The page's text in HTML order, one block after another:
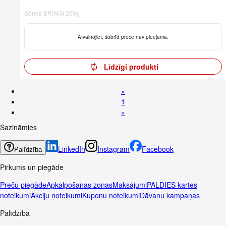
Sēnes ERINGI 200g
Atvainojiet, šobrīd prece nav pieejama.
Līdzīgi produkti
«
1
»
Sazināmies
Palīdzība LinkedIn Instagram
Facebook
Pirkums un piegāde
Preču piegādeApkalpošanas zonasMaksājumiPALDIES kartes
noteikumiAkciju noteikumiKuponu noteikumiDāvanu kampaņas
Palīdzība